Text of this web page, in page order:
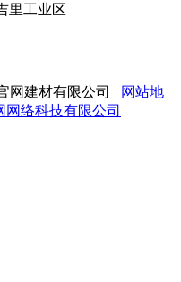
里工业区
网建材有限公司
网站地
网络科技有限公司